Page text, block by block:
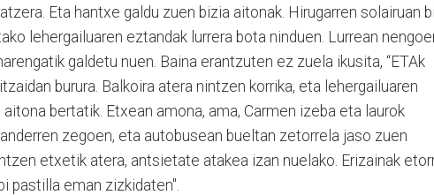
Eta hantxe galdu zuen bizia aitonak. Hirugarren solairuan
lehergailuaren eztandak lurrera bota ninduen. Lurrean
galdetu nuen. Baina erantzuten ez zuela ikusita, “ETAk
burura. Balkoira atera nintzen korrika, eta lehergailuaren
bertatik. Etxean amona, ama, Carmen izeba eta laurok
zegoen, eta autobusean bueltan zetorrela jaso zuen
etxetik atera, antsietate atakea izan nuelako. Erizainak
pastilla eman zizkidaten".